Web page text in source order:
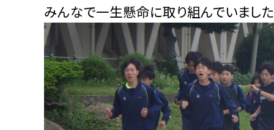
みんなで一生懸命に取り組んでいました